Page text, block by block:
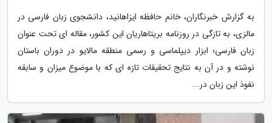
به گزارش خبرنگاران، خانم حافظه ایزاهانید، دانشجوی زبان فارسی در
مالزی، به تازگی در روزنامه بریتاهاریان این کشور، مقاله ای تحت عنوان
زبان فارسی؛ ابزار دیپلماسی و رسمی منطقه مالایو در دوران باستان
نوشته و در آن به نتایج تحقیقات تازه ای که با موضوع میزان و سابقه
نفوذ این زبان در...